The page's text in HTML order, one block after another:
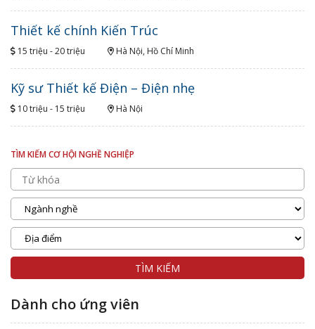
Dành cho ứng viên
Thiết kế chính Kiến Trúc
15 triệu - 20 triệu Hà Nội, Hồ Chí Minh
Kỹ sư Thiết kế Điện – Điện nhẹ
10 triệu - 15 triệu Hà Nội
TÌM KIẾM CƠ HỘI NGHỀ NGHIỆP